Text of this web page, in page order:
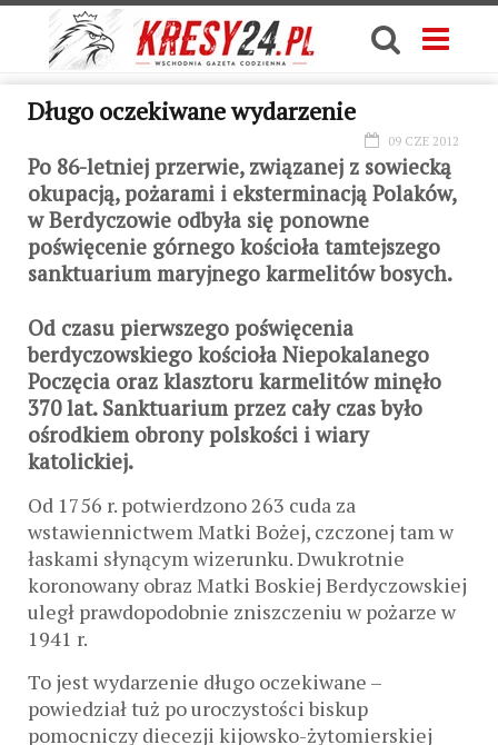
Długo oczekiwane wydarzenie
09 CZE 2012
Po 86-letniej przerwie, związanej z sowiecką
okupacją, pożarami i eksterminacją Polaków,
w Berdyczowie odbyła się ponowne
poświęcenie górnego kościoła tamtejszego
sanktuarium maryjnego karmelitów bosych.
Od czasu pierwszego poświęcenia
berdyczowskiego kościoła Niepokalanego
Poczęcia oraz klasztoru karmelitów minęło
370 lat. Sanktuarium przez cały czas było
ośrodkiem obrony polskości i wiary
katolickiej.
Od 1756 r. potwierdzono 263 cuda za
wstawiennictwem Matki Bożej, czczonej tam w
łaskami słynącym wizerunku. Dwukrotnie
koronowany obraz Matki Boskiej Berdyczowskiej
uległ prawdopodobnie zniszczeniu w pożarze w
1941 r.
To jest wydarzenie długo oczekiwane –
powiedział tuż po uroczystości biskup
pomocniczy diecezji kijowsko-żytomierskiej